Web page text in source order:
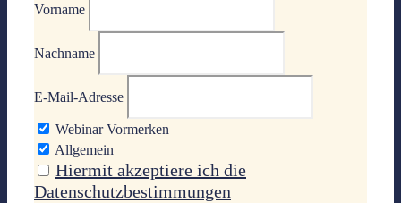
Vorname
Nachname
E-Mail-Adresse
Webinar Vormerken
Allgemein
Hiermit akzeptiere ich die
Datenschutzbestimmungen